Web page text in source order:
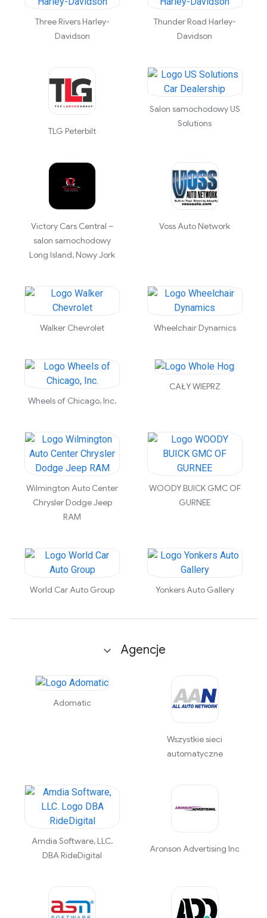
Three Rivers Harley-
Davidson
Thunder Road Harley-
Davidson
TLG Peterbilt
Salon samochodowy US
Solutions
Victory Cars Central –
salon samochodowy
Long Island, Nowy Jork
Voss Auto Network
Walker Chevrolet Wheelchair Dynamics
Wheels of Chicago, Inc.
CAŁY WIEPRZ
Wilmington Auto Center
Chrysler Dodge Jeep
RAM
WOODY BUICK GMC OF
GURNEE
World Car Auto Group Yonkers Auto Gallery
Agencje
Adomatic
Wszystkie sieci
automatyczne
Amdia Software, LLC.
DBA RideDigital
Aronson Advertising Inc